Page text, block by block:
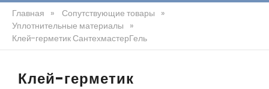
Главная » Сопутствующие товары »
Уплотнительные материалы »
Клей-герметик СантехмастерГель
Клей-герметик